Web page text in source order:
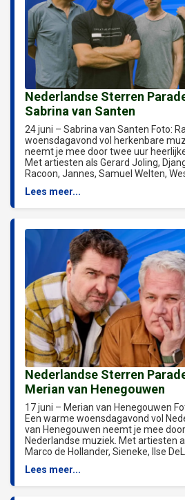
Nederlandse Sterren
Sabrina van Santen
24 juni – Sabrina van Santen Foto:
woensdagavond vol herkenbare
neemt je mee door twee uur
Met artiesten als Gerard Joling,
Racoon, Jannes, Samuel Welten,
Lees meer...
Nederlandse Sterren
Merian van Henegouwen
17 juni – Merian van Henegouwen
Een warme woensdagavond vol
van Henegouwen neemt je mee
Nederlandse muziek. Met artiesten
Marco de Hollander, Sieneke, Ilse
Lees meer...